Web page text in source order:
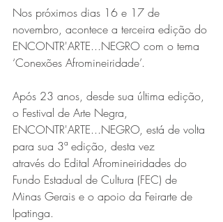
Exposição “O Silêncio das
Coisas” da artista visual Luiza
Drumond
Nos próximos dias 16 e 17 de
novembro, acontece a terceira edição do
ENCONTR'ARTE...NEGRO com o tema
‘Conexões Afromineiridade’.
Após 23 anos, desde sua última edição,
o Festival de Arte Negra,
ENCONTR'ARTE...NEGRO, está de volta
para sua 3ª edição, desta vez
através do Edital Afromineiridades do
Fundo Estadual de Cultura (FEC) de
Minas Gerais e o apoio da Feirarte de
Ipatinga.